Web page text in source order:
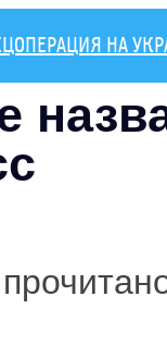
НА